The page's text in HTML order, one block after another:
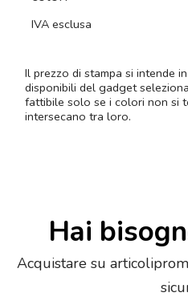
IVA esclusa
Il prezzo di stampa si intende
disponibili del gadget
fattibile solo se i colori non si
intersecano tra loro.
Hai
Acquistare su